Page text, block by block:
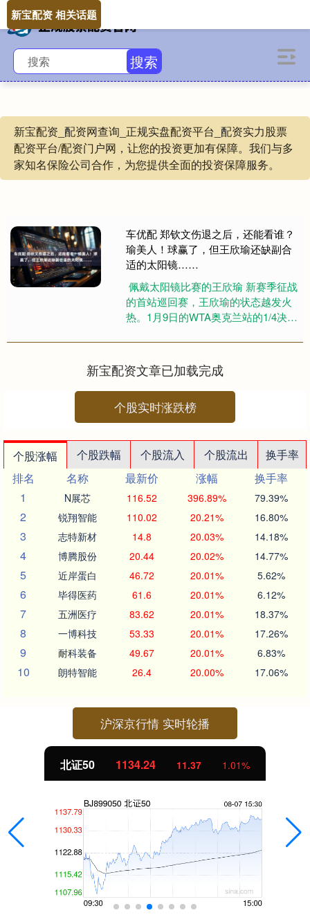
搜索
新宝配资_配资网查询_正规实盘配资平台_配资实力股票
配资平台/配资门户网，让您的投资更加有保障。我们与多
家知名保险公司合作，为您提供全面的投资保障服务。
新宝配资 相关话题
车优配 郑钦文伤退之后，还能看谁？
瑜美人！球赢了，但王欣瑜还缺副合
适的太阳镜……
佩戴太阳镜比赛的王欣瑜 新赛季征战
的首站巡回赛，王欣瑜的状态越发火
热。1月9日的WTA奥克兰站的1/4决赛
时，对手琼斯宣布因伤....
新宝配资文章已加载完成
个股实时涨跌榜
个股涨幅 个股跌幅 个股流入 个股流出
换手率
排名
名称 最新价 涨幅
换手率
1
N展芯 116.52 396.89% 79.39%
2 锐翔智能 110.02 20.21% 16.80%
3 志特新材 14.8 20.03% 14.18%
4 博腾股份 20.44 20.02% 14.77%
5 近岸蛋白 46.72 20.01% 5.62%
6 毕得医药 61.6 20.01% 6.12%
7 五洲医疗 83.62 20.01% 18.37%
8 一博科技 53.33 20.01% 17.26%
9 耐科装备 49.67 20.01% 6.83%
10 朗特智能 26.4 20.00% 17.06%
沪深京行情 实时轮播
北证50 1134.24 11.37 1.01%